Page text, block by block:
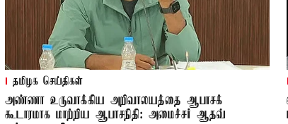
தமிழக செய்திகள்
அண்ணா உருவாக்கிய அறிவாலயத்தை ஆபாசக்
கூடாரமாக மாற்றிய ஆபாசநிதி: அமைச்சர் ஆதவ்